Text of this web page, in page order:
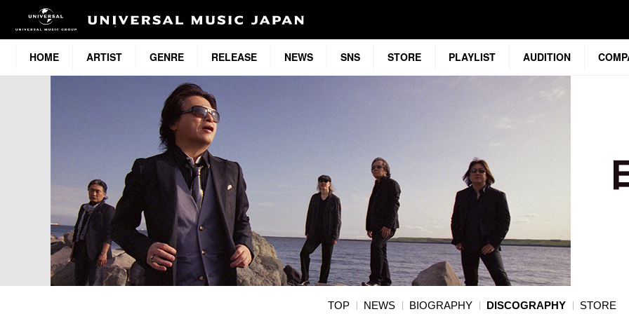
HOME ARTIST GENRE RELEASE NEWS SNS STORE PLAYLIST AUDITION
TOP NEWS BIOGRAPHY DISCOGRAPHY STORE